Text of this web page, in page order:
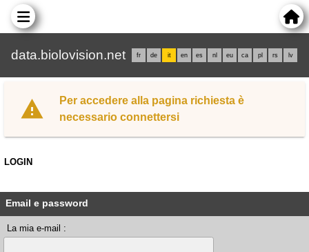
data.biolovision.net fr de it en es nl eu ca pl rs lv
Per accedere alla pagina richiesta è
necessario connettersi
LOGIN
Email e password
La mia e-mail :